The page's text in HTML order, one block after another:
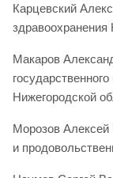
Карцевский
здравоохранения
Макаров
Нижегородской
Морозов Алексей
и